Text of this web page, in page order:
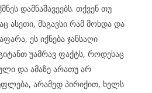
დამნაშავეებს. თქვენ თუ
ასეთი, მსგავსი რამ მოხდა და
ეს იქნება ჯანსაღი
უამრავ ფაქტს, როდესაც
და ამაზე არათუ არ
არამედ პირიქით, ხელს